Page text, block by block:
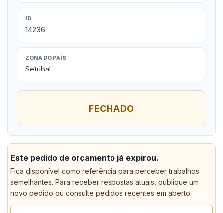
ID
14236
ZONA DO PAÍS
Setúbal
FECHADO
Este pedido de orçamento já expirou.
Fica disponível como referência para perceber trabalhos
semelhantes. Para receber respostas atuais, publique um
novo pedido ou consulte pedidos recentes em aberto.